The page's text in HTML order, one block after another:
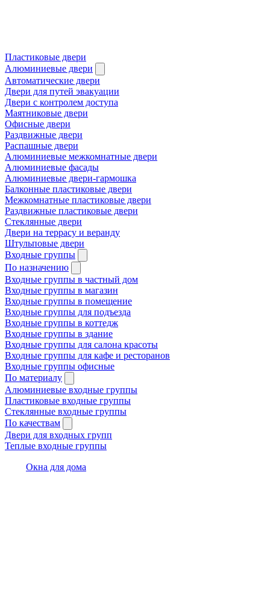
Пластиковые двери
Алюминиевые двери
Автоматические двери
Двери для путей эвакуации
Двери с контролем доступа
Маятниковые двери
Офисные двери
Раздвижные двери
Распашные двери
Алюминиевые межкомнатные двери
Алюминиевые фасады
Алюминиевые двери-гармошка
Балконные пластиковые двери
Межкомнатные пластиковые двери
Раздвижные пластиковые двери
Стеклянные двери
Двери на террасу и веранду
Штульповые двери
Входные группы
По назначению
Входные группы в частный дом
Входные группы в магазин
Входные группы в помещение
Входные группы для подъезда
Входные группы в коттедж
Входные группы в здание
Входные группы для салона красоты
Входные группы для кафе и ресторанов
Входные группы офисные
По материалу
Алюминиевые входные группы
Пластиковые входные группы
Стеклянные входные группы
По качествам
Двери для входных групп
Теплые входные группы
Окна для дома